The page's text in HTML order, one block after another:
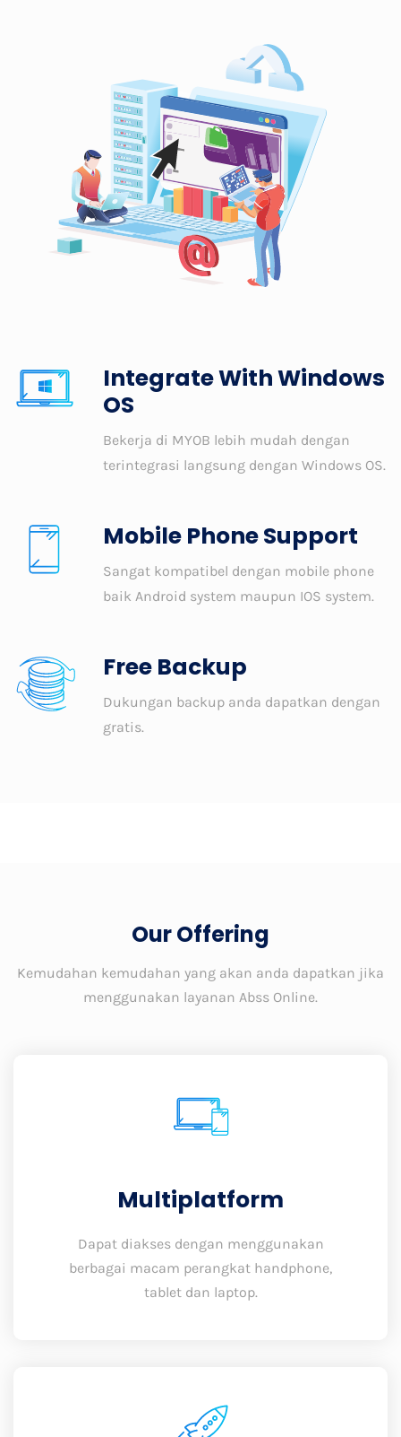
Integrate With Windows
OS
Bekerja di MYOB lebih mudah dengan
terintegrasi langsung dengan Windows OS.
Mobile Phone Support
Sangat kompatibel dengan mobile phone
baik Android system maupun IOS system.
Free Backup
Dukungan backup anda dapatkan dengan
gratis.
Our Offering
Kemudahan kemudahan yang akan anda dapatkan jika
menggunakan layanan Abss Online.
Multiplatform
Dapat diakses dengan menggunakan
berbagai macam perangkat handphone,
tablet dan laptop.